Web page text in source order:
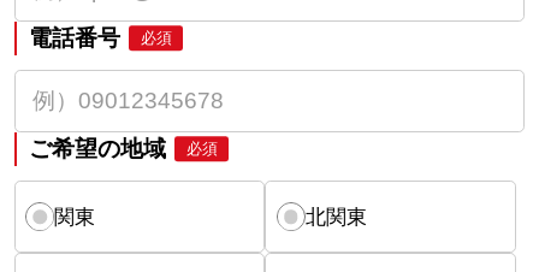
電話番号 必須
ご希望の地域 必須
関東 北関東